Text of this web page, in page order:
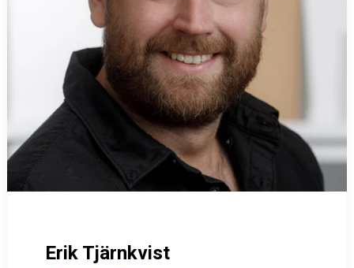
Erik Tjärnkvist